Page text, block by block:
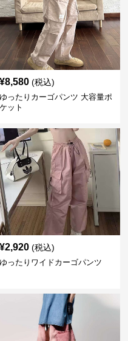
¥8,580 (税込)
ゆったりカーゴパンツ 大容量ポ
ケット
¥2,920 (税込)
ゆったりワイドカーゴパンツ